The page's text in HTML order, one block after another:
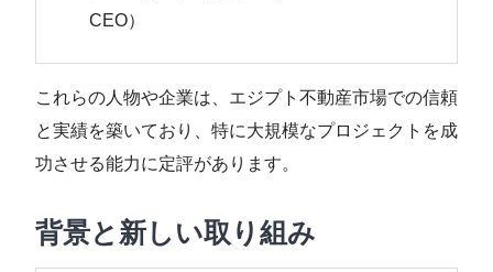
CEO）
これらの人物や企業は、エジプト不動産市場での信頼
と実績を築いており、特に大規模なプロジェクトを成
功させる能力に定評があります。
背景と新しい取り組み